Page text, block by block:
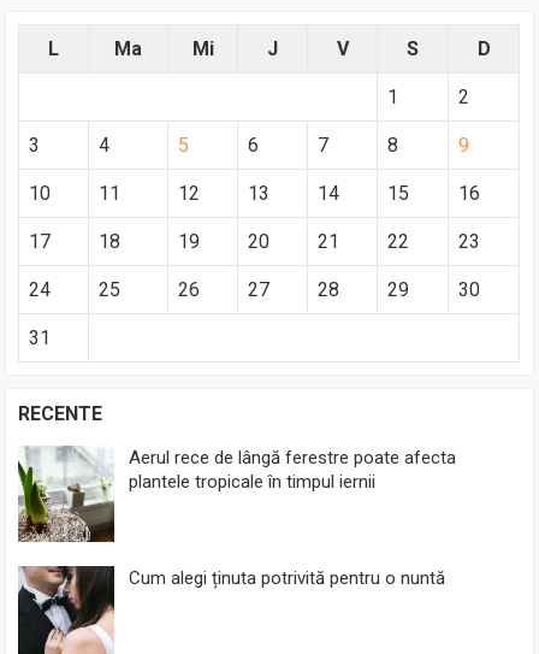
L Ma Mi J V S D
1 2
3 4 5 6 7 8 9
10 11 12 13 14 15 16
17 18 19 20 21 22 23
24 25 26 27 28 29 30
31
RECENTE
Aerul rece de lângă ferestre poate afecta
plantele tropicale în timpul iernii
Cum alegi ținuta potrivită pentru o nuntă